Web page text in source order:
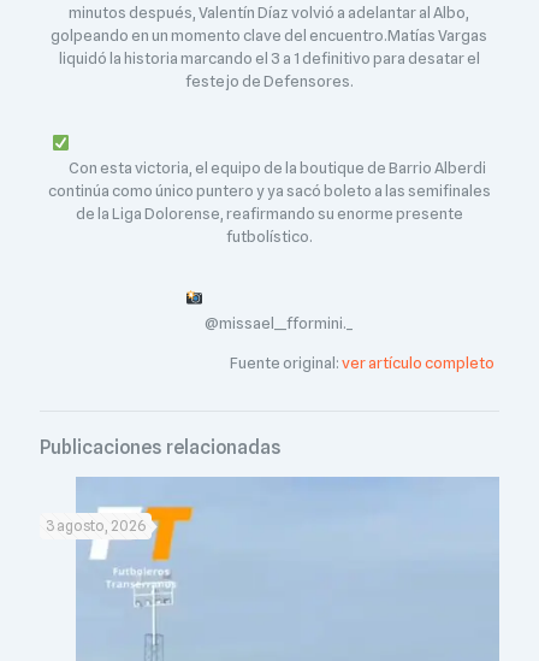
minutos después, Valentín Díaz volvió a adelantar al Albo,
golpeando en un momento clave del encuentro.Matías Vargas
liquidó la historia marcando el 3 a 1 definitivo para desatar el
festejo de Defensores.
Con esta victoria, el equipo de la boutique de Barrio Alberdi
continúa como único puntero y ya sacó boleto a las semifinales
de la Liga Dolorense, reafirmando su enorme presente
futbolístico.
@missael__fformini._
Fuente original:ver artículo completo
Publicaciones relacionadas
3 agosto, 2026